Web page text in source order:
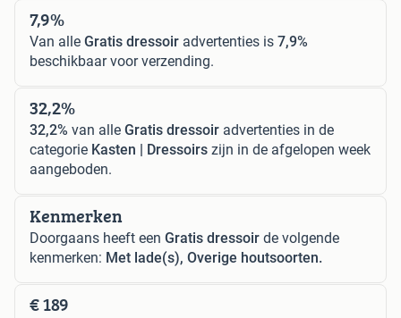
7,9%
Van alle Gratis dressoir advertenties is 7,9%
beschikbaar voor verzending.
32,2%
32,2% van alle Gratis dressoir advertenties in de
categorie Kasten | Dressoirs zijn in de afgelopen week
aangeboden.
Kenmerken
Doorgaans heeft een Gratis dressoir de volgende
kenmerken: Met lade(s), Overige houtsoorten.
€ 189